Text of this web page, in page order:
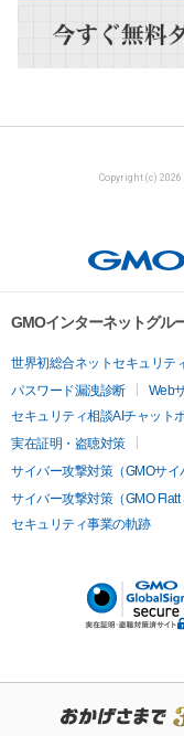
Copyright (c)
GMOインターネットグル
世界初総合ネットセキュリテ
パスワード漏洩診断
Web
セキュリティ相談AIチャット
実在証明・盗聴対策
サイバー攻撃対策（GMOサイ
サイバー攻撃対策（GMO Flatt
セキュリティ事業の軌跡